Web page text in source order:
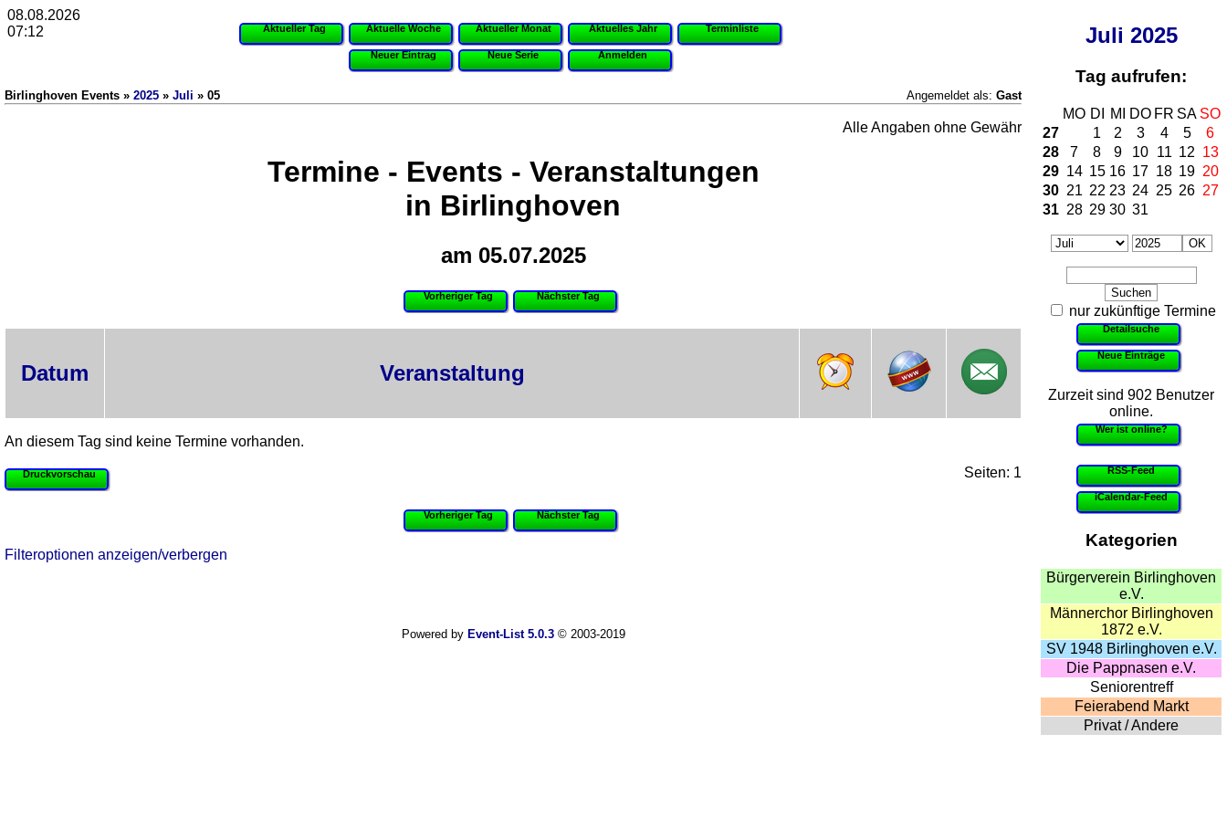
Juli 2025
Tag aufrufen:
MO DI MI DO FR SA SO
27
1 2 3 4 5
6
28
7 8 9 10 11 12 13
29 14 15 16 17 18 19 20
30 21 22 23 24 25 26 27
31 28 29 30 31
nur zukünftige Termine
Detailsuche
Neue Einträge
Zurzeit sind 902 Benutzer
online.
Wer ist online?
RSS-Feed
iCalendar-Feed
Kategorien
Bürgerverein Birlinghoven
e.V.
Männerchor Birlinghoven
1872 e.V.
SV 1948 Birlinghoven e.V.
Die Pappnasen e.V.
Seniorentreff
Feierabend Markt
Privat / Andere
Aktueller Tag Aktuelle Woche Aktueller Monat Aktuelles Jahr Terminliste
Neuer Eintrag Neue Serie Anmelden
Birlinghoven Events » 2025 » Juli » 05 Angemeldet als: Gast
Alle Angaben ohne Gewähr
Termine - Events - Veranstaltungen
in Birlinghoven
am 05.07.2025
Vorheriger Tag Nächster Tag
Datum Veranstaltung
An diesem Tag sind keine Termine vorhanden.
Druckvorschau Seiten: 1
Vorheriger Tag Nächster Tag
Filteroptionen anzeigen/verbergen
Powered by Event-List 5.0.3© 2003-2019
08.08.2026
07:12